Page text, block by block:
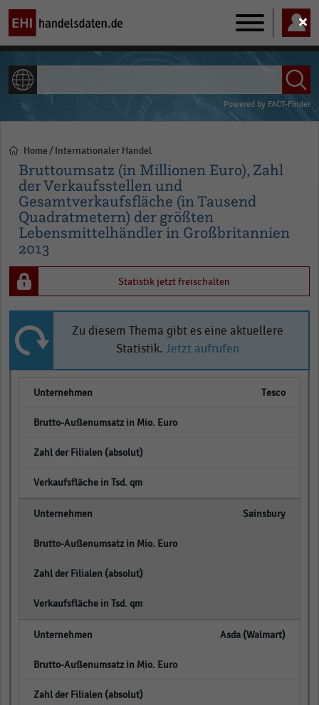
Main
navigation
Powered by FACT-Finder
Pfadnavigation
Home Internationaler Handel
Bruttoumsatz (in Millionen Euro), Zahl
der Verkaufsstellen und
Gesamtverkaufsfläche (in Tausend
Quadratmetern) der größten
Lebensmittelhändler in Großbritannien
2013
Statistik jetzt freischalten
Zu diesem Thema gibt es eine aktuellere
Statistik. Jetzt aufrufen
Tesco
Sainsbury
Asda (Walmart)